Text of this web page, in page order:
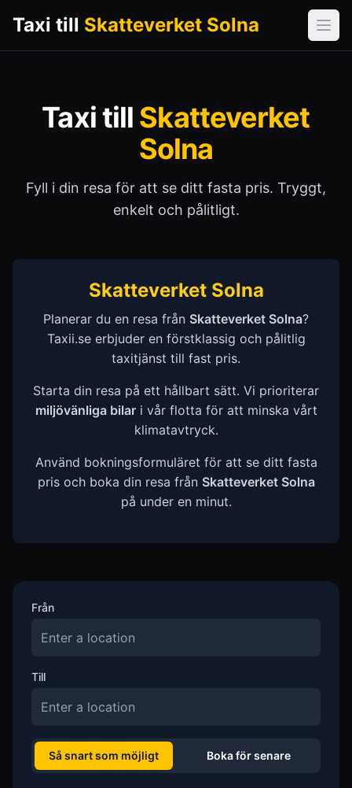
Taxi till Skatteverket Solna
Taxi till Skatteverket
Solna
Fyll i din resa för att se ditt fasta pris. Tryggt,
enkelt och pålitligt.
Skatteverket Solna
Planerar du en resa från Skatteverket Solna?
Taxii.se erbjuder en förstklassig och pålitlig
taxitjänst till fast pris.
Starta din resa på ett hållbart sätt. Vi prioriterar
miljövänliga bilari vår flotta för att minska vårt
klimatavtryck.
Använd bokningsformuläret för att se ditt fasta
pris och boka din resa från Skatteverket Solna
på under en minut.
Från
Till
Så snart som möjligt Boka för senare